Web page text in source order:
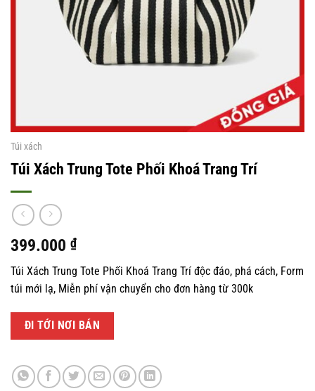
Túi xách
Túi Xách Trung Tote Phối Khoá Trang Trí
399.000 ₫
Túi Xách Trung Tote Phối Khoá Trang Trí độc đáo, phá cách, Form
túi mới lạ, Miễn phí vận chuyển cho đơn hàng từ 300k
ĐI TỚI NƠI BÁN